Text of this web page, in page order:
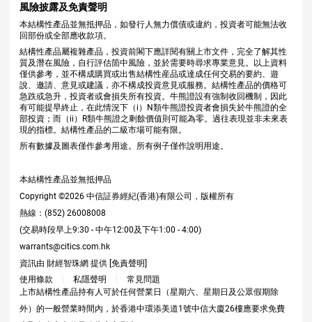
風險披露及免責聲明
本結構性產品並無抵押品，如發行人無力償債或違約，投資者可能無法收
回部份或全部應收款項。
結構性產品屬複雜產品，投資前閣下應詳閱有關上市文件，完全了解其性
質及潛在風險，自行評估箇中風險，並於需要時尋求專業意見。以上資料
僅供參考，並不構成購買或出售結構性産品或達成任何交易的要約、遊
說、邀請、意見或建議，亦不構成投資意見或服務。結構性產品的價格可
急跌或急升，投資者或會損失所有投資。牛熊證設有強制收回機制，因此
有可能提早終止，在此情況下（i）N類牛熊證投資者會損失於牛熊證的全
部投資；而（ii）R類牛熊證之剩餘價值則可能為零。過往表現並非未來表
現的指標。結構性產品的二級市場可能有限。
所有數據及圖表僅作參考用途。所有例子僅作說明用途。
本結構性產品並無抵押品
Copyright ©2026 中信証券經紀(香港)有限公司，版權所有
熱線：(852) 26008008
(交易時段早上9:30 - 中午12:00及下午1:00 - 4:00)
warrants@citics.com.hk
資訊由 財經智珠網 提供 [免責聲明]
使用條款
私隱聲明
常見問題
上市結構性產品持有人可於任何營業日（星期六、星期日及公眾假期除
外）的一般營業時間內，於香港中環添美道1號中信大廈26樓應要求免費